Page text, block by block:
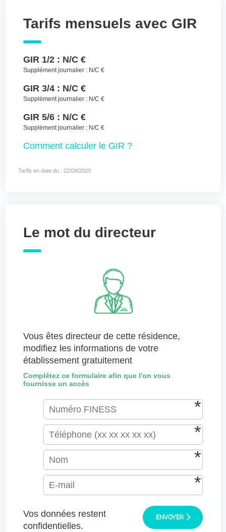
PNG, PDF, JPEG, TAILLE MAX. DES FICHIERS :
100 MB.
J'accepte les CGU (https://www.preprod-
ehpad-trikaya.fr/politique-de-
confidentialite/)*
ENVOYER
Tarifs mensuels avec GIR
GIR 1/2 : N/C €
Supplément journalier : N/C €
GIR 3/4 : N/C €
Supplément journalier : N/C €
GIR 5/6 : N/C €
Supplément journalier : N/C €
Comment calculer le GIR ?
Tarifs en date du : 22/09/2020
Le mot du directeur
Vous êtes directeur de cette résidence,
modifiez les informations de votre
établissement gratuitement
Complétez ce formulaire afin que l'on vous
fournisse un accès
ENVOYER
Vos données restent
confidentielles.